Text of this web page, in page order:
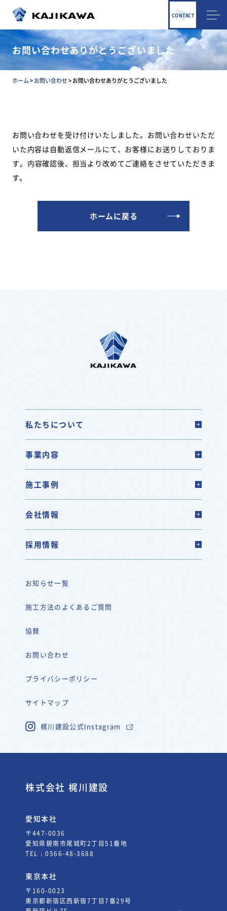
CONTACT
お問い合わせありがとうございました
ホーム>お問い合わせ>お問い合わせありがとうございました
お問い合わせを受け付けいたしました。 お問い合わせいただ
いた内容は自動返信メールにて、お客様にお送りしておりま
す。 内容確認後、担当より改めてご連絡をさせていただきま
す。
ホームに戻る
私たちについて
事業内容
施工事例
会社情報
採用情報
お知らせ一覧
施工方法のよくあるご質問
協賛
お問い合わせ
プライバシーポリシー
サイトマップ
梶川建設公式Instagram
株式会社 梶川建設
愛知本社
〒447-0036
愛知県碧南市尾城町2丁目51番地
TEL： 0566-48-3688
東京本社
〒160-0023
東京都新宿区西新宿7丁目7番29号